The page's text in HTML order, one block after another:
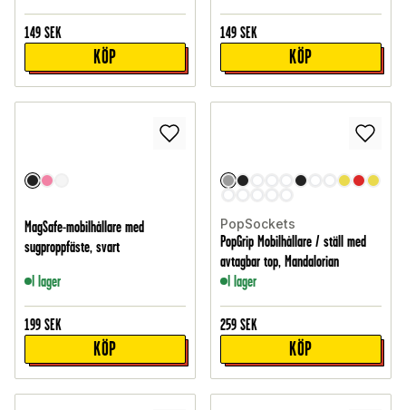
149 SEK
KÖP
149 SEK
KÖP
MagSafe-mobilhållare med
sugproppfäste, svart
I lager
199 SEK
KÖP
PopSockets
PopGrip Mobilhållare / ställ med
avtagbar top, Mandalorian
I lager
259 SEK
KÖP